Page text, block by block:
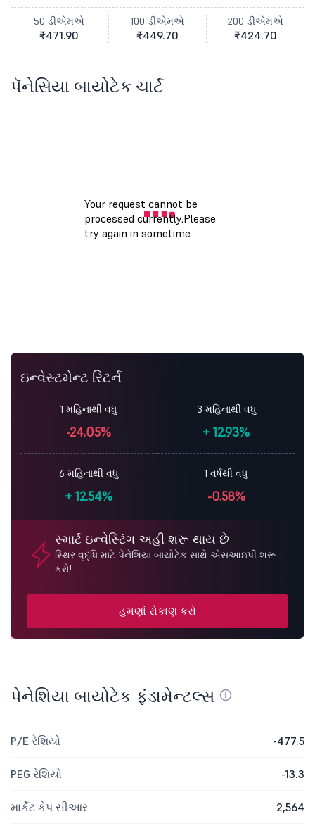
50 ડીએમએ
₹471.90
100 ડીએમએ
₹449.70
200 ડીએમએ
₹424.70
પૅનેસિયા બાયોટેક ચાર્ટ
ઇન્વેસ્ટમેન્ટ રિટર્ન
1 મહિનાથી વધુ
-24.05%
3 મહિનાથી વધુ
+ 12.93%
6 મહિનાથી વધુ
+ 12.54%
1 વર્ષથી વધુ
-0.58%
સ્માર્ટ ઇન્વેસ્ટિંગ અહીં શરૂ થાય છે
સ્થિર વૃદ્ધિ માટે પેનેશિયા બાયોટેક સાથે એસઆઇપી શરૂ
કરો!
હમણાં રોકાણ કરો
પેનેશિયા બાયોટેક ફંડામેન્ટલ્સ
P/E રેશિયો -477.5
PEG રેશિયો -13.3
માર્કેટ કેપ સીઆર 2,564